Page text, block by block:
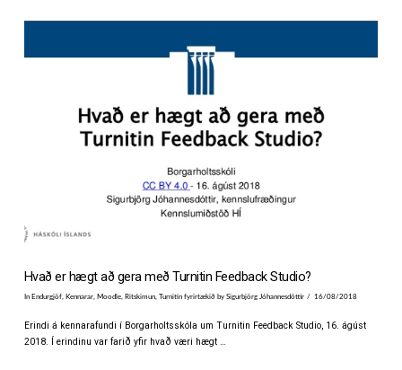
VIEW POST
Hvað er hægt að gera með Turnitin Feedback Studio?
In Endurgjöf, Kennarar, Moodle, Ritskimun, Turnitin fyrirtækiðby Sigurbjörg Jóhannesdóttir 16/08/2018
Erindi á kennarafundi í Borgarholtsskóla um Turnitin Feedback Studio, 16. ágúst
2018. Í erindinu var farið yfir hvað væri hægt …